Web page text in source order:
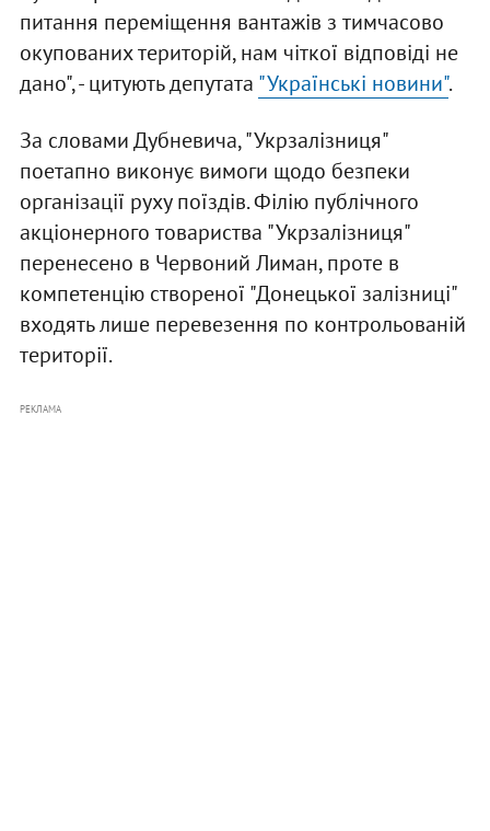
питання переміщення вантажів з тимчасово
окупованих територій, нам чіткої відповіді не
дано", - цитують депутата "Українські новини".
За словами Дубневича, "Укрзалізниця"
поетапно виконує вимоги щодо безпеки
організації руху поїздів. Філію публічного
акціонерного товариства "Укрзалізниця"
перенесено в Червоний Лиман, проте в
компетенцію створеної "Донецької залізниці"
входять лише перевезення по контрольованій
території.
РЕКЛАМА